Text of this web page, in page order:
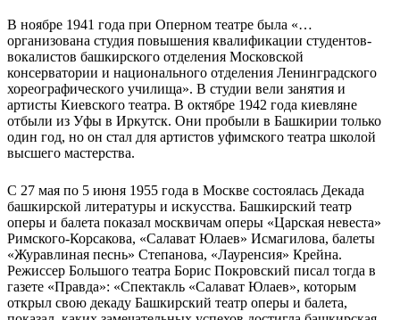
В ноябре 1941 года при Оперном театре была «…
организована студия повышения квалификации студентов-
вокалистов башкирского отделения Московской
консерватории и национального отделения Ленинградского
хореографического училища». В студии вели занятия и
артисты Киевского театра. В октябре 1942 года киевляне
отбыли из Уфы в Иркутск. Они пробыли в Башкирии только
один год, но он стал для артистов уфимского театра школой
высшего мастерства.
С 27 мая по 5 июня 1955 года в Москве состоялась Декада
башкирской литературы и искусства. Башкирский театр
оперы и балета показал москвичам оперы «Царская невеста»
Римского-Корсакова, «Салават Юлаев» Исмагилова, балеты
«Журавлиная песнь» Степанова, «Лауренсия» Крейна.
Режиссер Большого театра Борис Покровский писал тогда в
газете «Правда»: «Спектакль «Салават Юлаев», которым
открыл свою декаду Башкирский театр оперы и балета,